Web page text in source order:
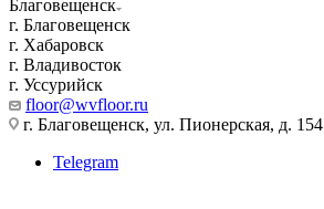
Благовещенск
г. Благовещенск
г. Хабаровск
г. Владивосток
г. Уссурийск
floor@wvfloor.ru
г. Благовещенск, ул. Пионерская, д. 154
Telegram